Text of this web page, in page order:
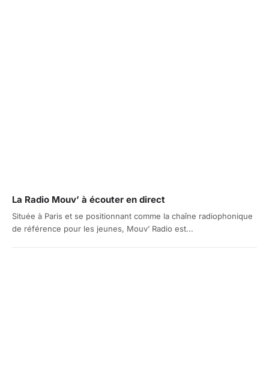
La Radio Mouv’ à écouter en direct
Située à Paris et se positionnant comme la chaîne radiophonique
de référence pour les jeunes, Mouv’ Radio est...